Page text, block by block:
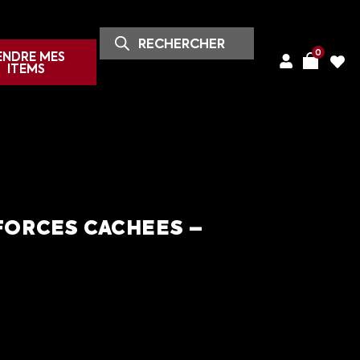
MES
ITEMS
0
CACHEES –